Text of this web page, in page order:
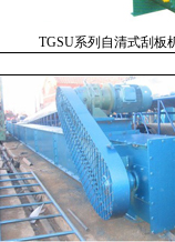
TGSU系列自清式刮板